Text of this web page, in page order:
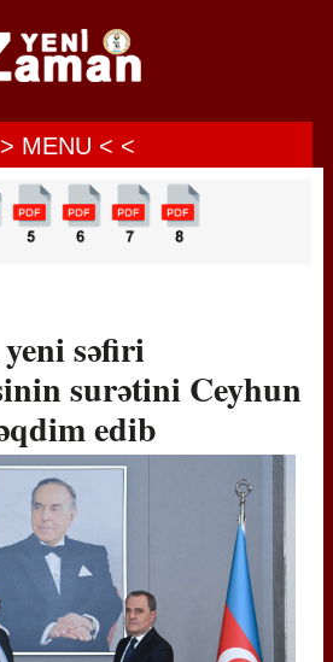
MENU < <
səfiri
surətini Ceyhun
edib